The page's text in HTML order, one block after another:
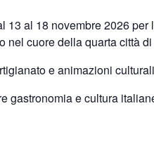
13 al 18 novembre 2026 per
cuore della quarta città
e animazioni
gastronomia e cultura